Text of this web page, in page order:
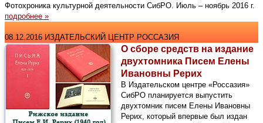
Фотохроника культурной деятельности СибРО. Июль – ноябрь 2016 г.
подробнее »
08.12.2016 ИЗДАТЕЛЬСКИЙ ЦЕНТР РОССАЗИЯ
О сборе средств на издание
двухтомника Писем Елены
Ивановны Рерих
В Издательском центре «Россазия»
СибРО планируется выпустить
двухтомник писем Елены Ивановны
Рерих, который впервые был издан